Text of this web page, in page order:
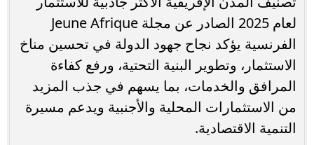
لعام 2025 الصادر عن مجلة Jeune Afrique
الفرنسية يؤكد نجاح جهود الدولة في تحسين مناخ
الاستثمار، وتطوير البنية التحتية، ورفع كفاءة
المرافق والخدمات، بما يسهم في جذب المزيد
من الاستثمارات المحلية والأجنبية ويدعم مسيرة
التنمية الاقتصادية.